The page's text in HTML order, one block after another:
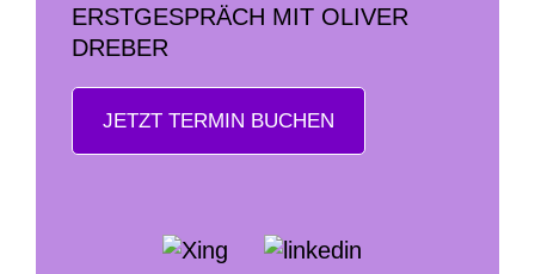
ERSTGESPRÄCH MIT OLIVER
DREBER
JETZT TERMIN BUCHEN